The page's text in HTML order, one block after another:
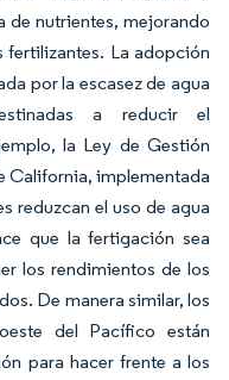
de nutrientes, mejorando
fertilizantes. La adopción
por la escasez de agua
a reducir el
la Ley de Gestión
California, implementada
reduzcan el uso de agua
que la fertigación sea
los rendimientos de los
De manera similar, los
del Pacífico están
para hacer frente a los